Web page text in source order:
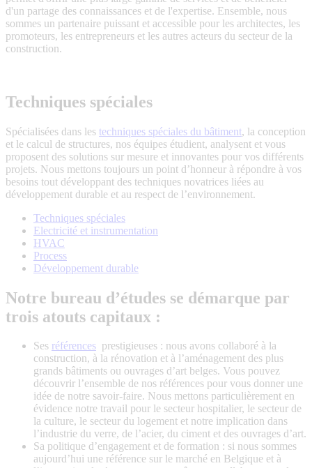
d'un partage des connaissances et de l'expertise. Ensemble, nous
sommes un partenaire puissant et accessible pour les architectes, les
promoteurs, les entrepreneurs et les autres acteurs du secteur de la
construction.
Techniques spéciales
Spécialisées dans les techniques spéciales du bâtiment, la conception
et le calcul de structures, nos équipes étudient, analysent et vous
proposent des solutions sur mesure et innovantes pour vos différents
projets. Nous mettons toujours un point d’honneur à répondre à vos
besoins tout développant des techniques novatrices liées au
développement durable et au respect de l’environnement.
Techniques spéciales
Electricité et instrumentation
HVAC
Process
Développement durable
Notre bureau d’études se démarque par
trois atouts capitaux :
Ses références prestigieuses : nous avons collaboré à la
construction, à la rénovation et à l’aménagement des plus
grands bâtiments ou ouvrages d’art belges. Vous pouvez
découvrir l’ensemble de nos références pour vous donner une
idée de notre savoir-faire. Nous mettons particulièrement en
évidence notre travail pour le secteur hospitalier, le secteur de
la culture, le secteur du logement et notre implication dans
l’industrie du verre, de l’acier, du ciment et des ouvrages d’art.
Sa politique d’engagement et de formation : si nous sommes
aujourd’hui une référence sur le marché en Belgique et à